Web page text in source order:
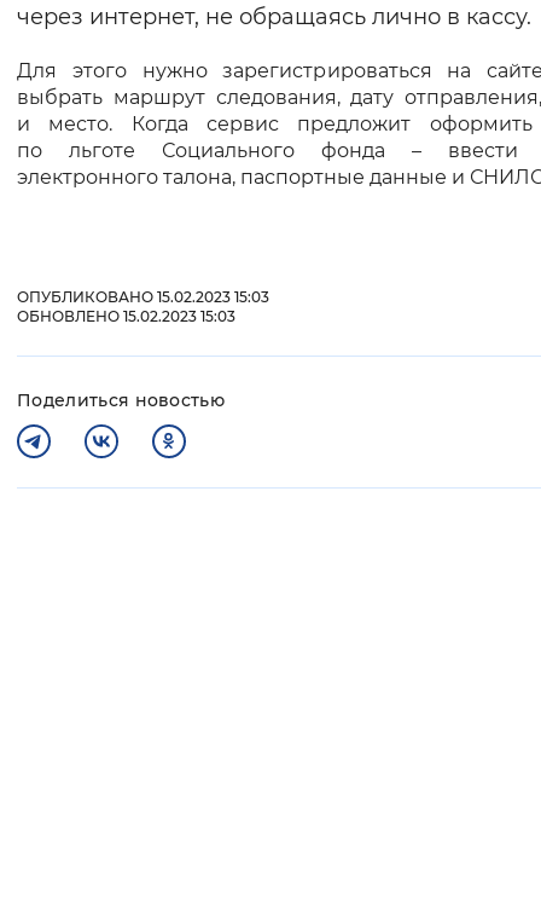
через интернет, не обращаясь лично в кассу.
Для этого нужно зарегистрироваться на
выбрать маршрут следования, дату
и место. Когда сервис предложит оформить
по льготе Социального фонда – ввести
электронного талона, паспортные данные и
ОПУБЛИКОВАНО 15.02.2023 15:03
ОБНОВЛЕНО 15.02.2023 15:03
Поделиться новостью